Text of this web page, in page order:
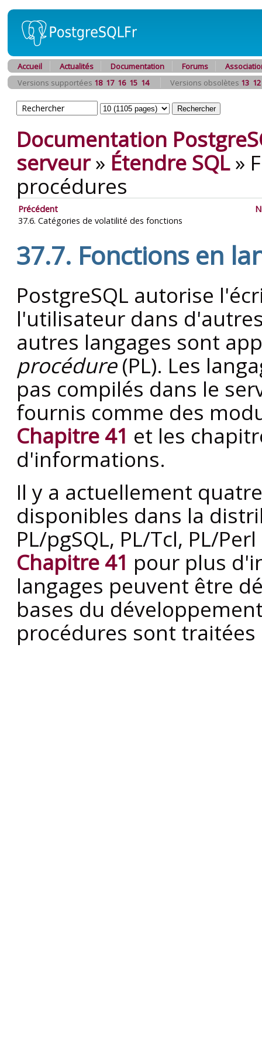
Accueil Actualités Documentation Forums
Versions supportées 18 17 16 15 14 Versions obsolètes 13 12
Documentation
serveur» Étendre SQL»
procédures
Précédent
37.6. Catégories de volatilité des fonctions
37.7. Fonctions en
PostgreSQL autorise
l'utilisateur dans
autres langages sont
procédure(PL). Les
pas compilés dans le
fournis comme des
Chapitre 41 et les
d'informations.
Il y a actuellement
disponibles dans la
PL/pgSQL, PL/Tcl, PL/Perl
Chapitre 41 pour plus
langages peuvent être
bases du
procédures sont